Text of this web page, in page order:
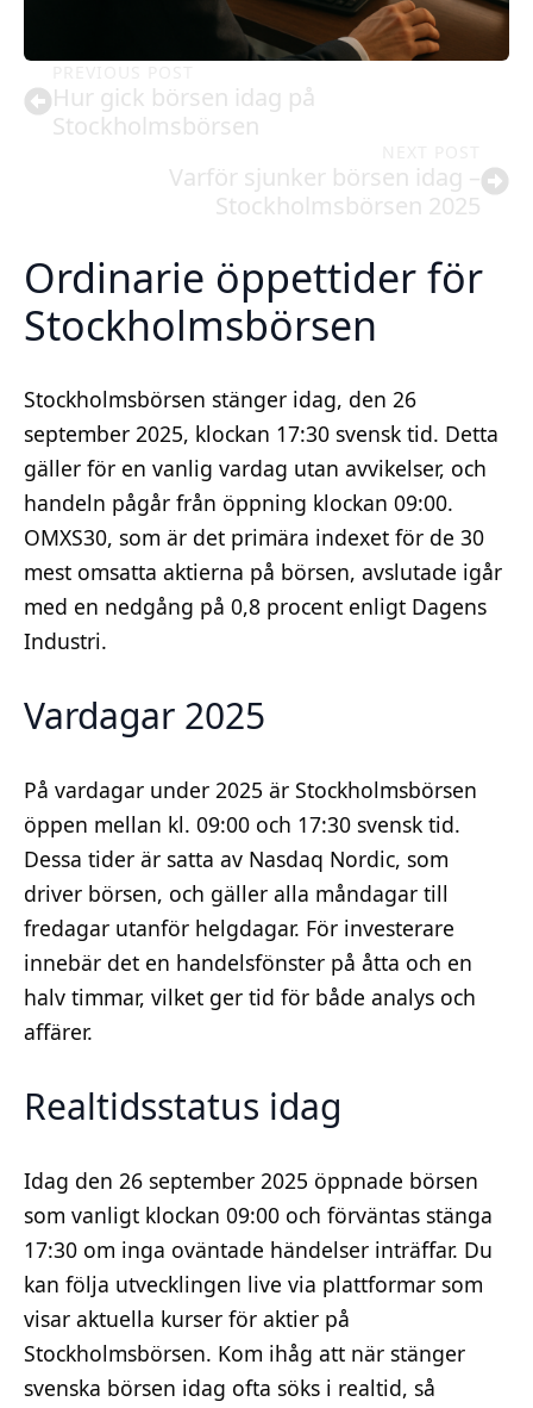
Hur gick börsen idag på
Stockholmsbörsen
Varför sjunker börsen idag –
Stockholmsbörsen 2025
Ordinarie öppettider för
Stockholmsbörsen
Stockholmsbörsen stänger idag, den 26
september 2025, klockan 17:30 svensk tid. Detta
gäller för en vanlig vardag utan avvikelser, och
handeln pågår från öppning klockan 09:00.
OMXS30, som är det primära indexet för de 30
mest omsatta aktierna på börsen, avslutade igår
med en nedgång på 0,8 procent enligt Dagens
Industri.
Vardagar 2025
På vardagar under 2025 är Stockholmsbörsen
öppen mellan kl. 09:00 och 17:30 svensk tid.
Dessa tider är satta av Nasdaq Nordic, som
driver börsen, och gäller alla måndagar till
fredagar utanför helgdagar. För investerare
innebär det en handelsfönster på åtta och en
halv timmar, vilket ger tid för både analys och
affärer.
Realtidsstatus idag
Idag den 26 september 2025 öppnade börsen
som vanligt klockan 09:00 och förväntas stänga
17:30 om inga oväntade händelser inträffar. Du
kan följa utvecklingen live via plattformar som
visar aktuella kurser för aktier på
Stockholmsbörsen. Kom ihåg att när stänger
svenska börsen idag ofta söks i realtid, så